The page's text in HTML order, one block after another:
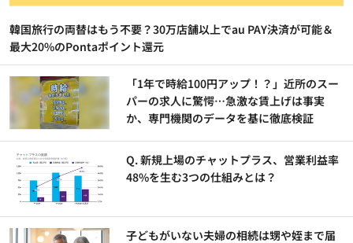
韓国旅行の両替はもう不要？30万店舗以上でau PAY決済が可能＆
最大20%のPontaポイント還元
「1年で時給100円アップ！？」近所のスー
パーの求人に驚愕…急激な賃上げは事実
か、専門機関のデータを基に徹底検証
Q. 新規上場のチャットプラス、営業利益率
48%を生む3つの仕組みとは？
子どもがいない夫婦の相続は甥や姪まで届